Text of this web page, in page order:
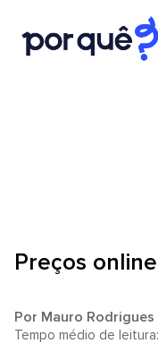
Preços
Por Mauro Rodrigues
Tempo médio de